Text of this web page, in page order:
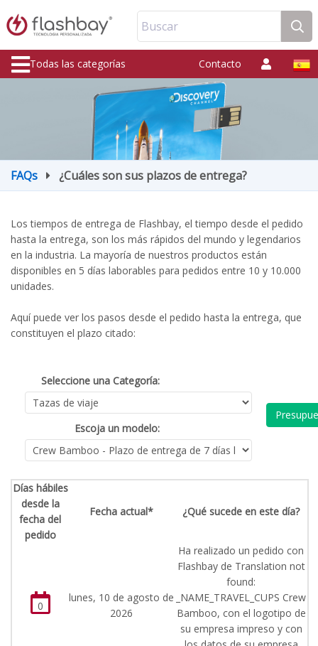
Buscar
Todas las categorías Contacto
FAQs ¿Cuáles son sus plazos de entrega?
Los tiempos de entrega de Flashbay, el tiempo desde el pedido
hasta la entrega, son los más rápidos del mundo y legendarios
en la industria. La mayoría de nuestros productos están
disponibles en 5 días laborables para pedidos entre 10 y 10.000
unidades.
Aquí puede ver los pasos desde el pedido hasta la entrega, que
constituyen el plazo citado:
Seleccione una Categoría:
Escoja un modelo:
Días hábiles
desde la
fecha del
pedido
Fecha actual* ¿Qué sucede en este día?
0
lunes, 10 de agosto de
2026
Ha realizado un pedido con
Flashbay de Translation not
found:
_NAME_TRAVEL_CUPS Crew
Bamboo, con el logotipo de
su empresa impreso y con